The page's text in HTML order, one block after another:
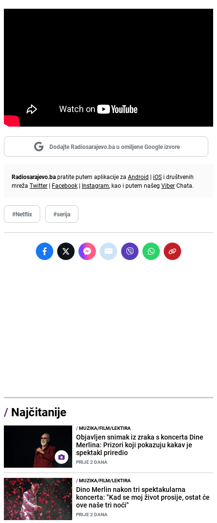
Dodajte Radiosarajevo.ba u omiljene Google izvore
Radiosarajevo.bapratite putem aplikacije za Android | iOS i društvenih
mreža Twitter | Facebook | Instagram, kao i putem našeg ViberChata.
#Netflix #serija
/ Najčitanije
/MUZIKA/FILM/LEKTIRA
Objavljen snimak iz zraka s koncerta Dine
Merlina: Prizori koji pokazuju kakav je
spektakl priredio
PRIJE 2 DANA
/MUZIKA/FILM/LEKTIRA
Dino Merlin nakon tri spektakularna
koncerta: "Kad se moj život prosije, ostat će
ove naše tri noći"
PRIJE 2 DANA